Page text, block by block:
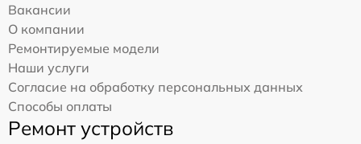
Вакансии
О компании
Ремонтируемые модели
Наши услуги
Согласие на обработку персональных данных
Способы оплаты
Ремонт устройств